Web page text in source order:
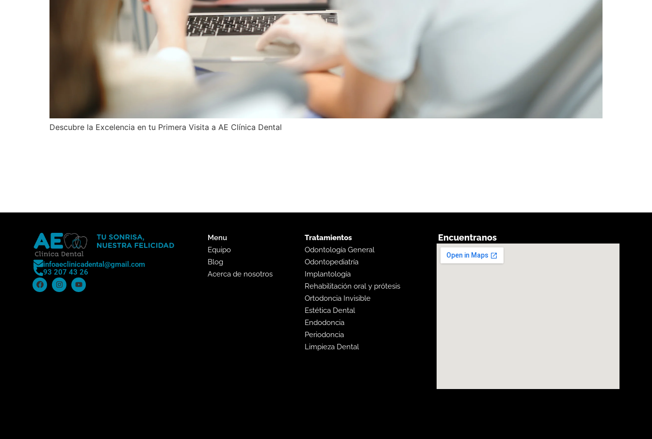
Descubre la Excelencia en tu Primera Visita a AE Clínica Dental
infoaeclinicadental@gmail.com
93 207 43 26
Menu
Equipo
Blog
Acerca de nosotros
Tratamientos
Odontología General
Odontopediatría
Implantología
Rehabilitación oral y prótesis
Ortodoncia Invisible
Estética Dental
Endodoncia
Periodoncia
Limpieza Dental
Encuentranos